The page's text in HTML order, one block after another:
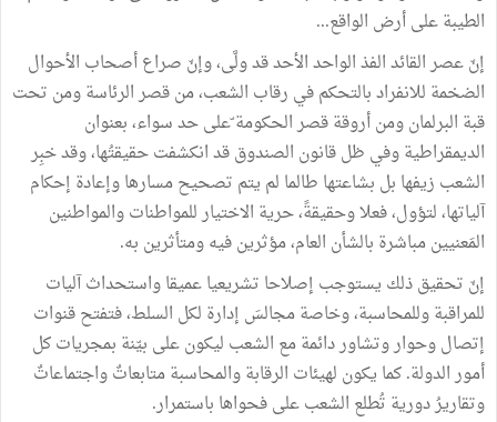
الطيبة على أرض الواقع...
إنّ عصر القائد الفذ الواحد الأحد قد ولَّى، وإنّ صراع أصحاب الأحوال
الضخمة للانفراد بالتحكم في رقاب الشعب، من قصر الرئاسة ومن تحت
قبة البرلمان ومن أروقة قصر الحكومة ّعلى حد سواء، بعنوان
الديمقراطية وفي ظل قانون الصندوق قد انكشفت حقيقتُها، وقد خبِر
الشعب زيفها بل بشاعتها طالما لم يتم تصحيح مسارها وإعادة إحكام
آلياتها، لتؤول، فعلا وحقيقةً، حرية الاختيار للمواطنات والمواطنين
المَعنيين مباشرة بالشأن العام، مؤثرين فيه ومتأثرين به.
إنّ تحقيق ذلك يستوجب إصلاحا تشريعيا عميقا واستحداث آليات
للمراقبة وللمحاسبة، وخاصة مجالسَ إدارة لكل السلط، فتفتح قنوات
إتصال وحوار وتشاور دائمة مع الشعب ليكون على بيّنة بمجريات كل
أمور الدولة. كما يكون لهيئات الرقابة والمحاسبة متابعاتٌ واجتماعاتٌ
وتقاريرُ دورية تُطلع الشعب على فحواها باستمرار.